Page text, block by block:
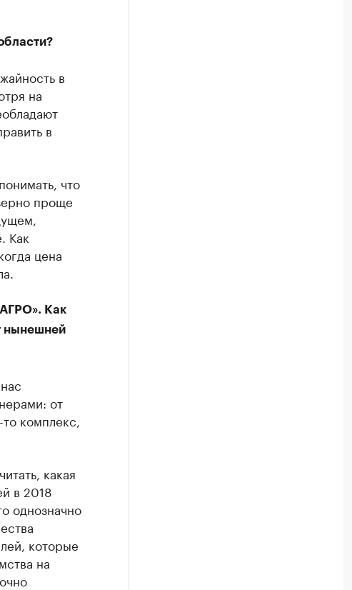
в
на
в
что
проще
Как
цена
Как
нынешней
от
комплекс,
какая
в 2018
однозначно
которые
на